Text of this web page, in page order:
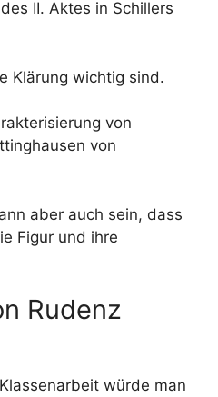
II. Aktes in Schillers
Klärung wichtig sind.
von
von
aber auch sein, dass
Figur und ihre
Rudenz
würde man